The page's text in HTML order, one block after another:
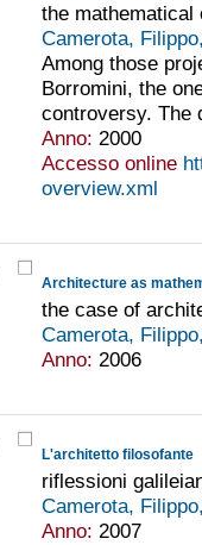
the mathematical
Camerota,
Among those
Borromini, the
controversy. The
Anno: 2000
Accesso online
overview.xml
Architecture as
the case of
Camerota,
Anno: 2006
L'architetto filosofante
riflessioni
Camerota,
Anno: 2007